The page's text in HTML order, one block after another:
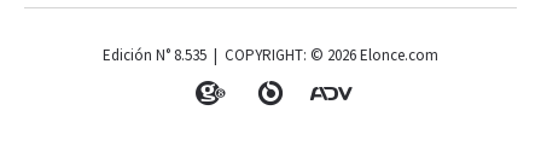
Edición N° 8.535 | COPYRIGHT: © 2026 Elonce.com